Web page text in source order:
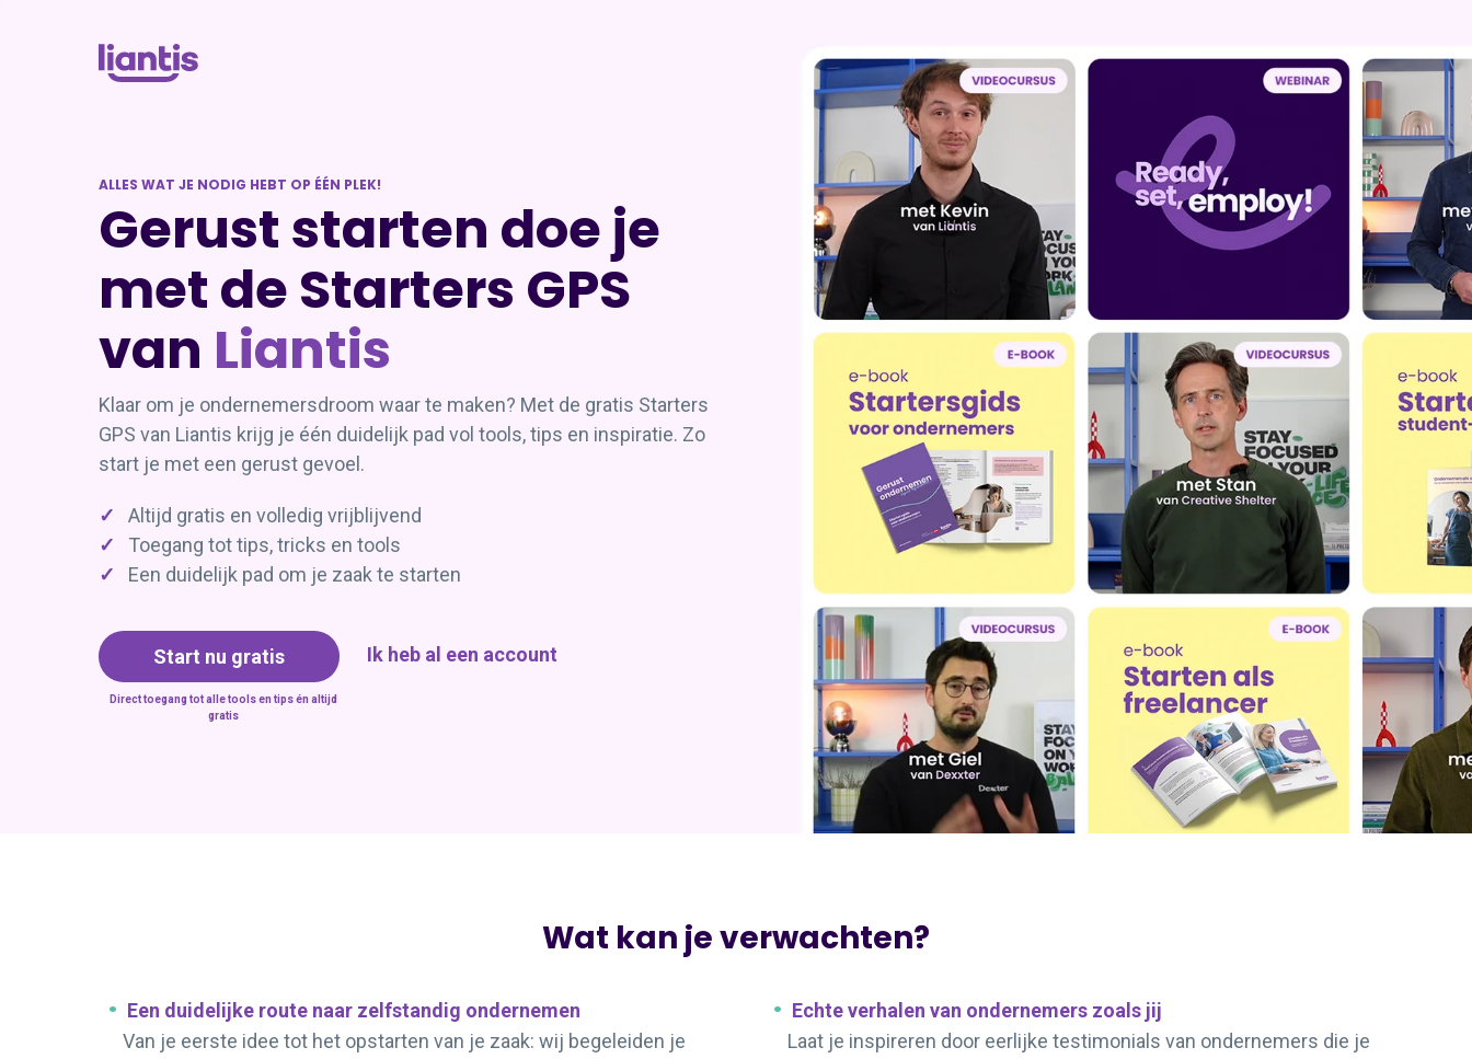
ALLES WAT JE NODIG HEBT OP ÉÉN PLEK!
Gerust starten doe je
met de Starters GPS
van Liantis
Klaar om je ondernemersdroom waar te maken? Met de gratis Starters
GPS van Liantis krijg je één duidelijk pad vol tools, tips en inspiratie. Zo
start je met een gerust gevoel.
✓ Altijd gratis en volledig vrijblijvend
✓
Toegang tot tips, tricks en tools
✓
Een duidelijk pad om je zaak te starten
Start nu gratis
Direct toegang tot alle tools en tipsén altijd
gratis
Ik heb al een account
Wat kan je verwachten?
Een duidelijke route naar zelfstandig ondernemen
Van je eerste idee tot het opstarten van je zaak: wij begeleiden je
Echte verhalen van ondernemers zoals jij
Laat je inspireren door eerlijke testimonials van ondernemers die je